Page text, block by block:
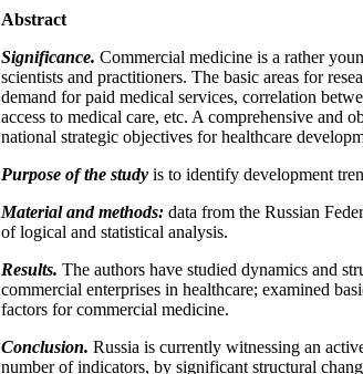
Abstract
Significance. Commercial medicine is a rather
scientists and practitioners. The basic areas for
demand for paid medical services, correlation
access to medical care, etc. A comprehensive and
national strategic objectives for healthcare
Purpose of the study is to identify development
Material and methods: data from the Russian
of logical and statistical analysis.
Results. The authors have studied dynamics and
commercial enterprises in healthcare; examined
factors for commercial medicine.
Conclusion. Russia is currently witnessing an
number of indicators, by significant structural